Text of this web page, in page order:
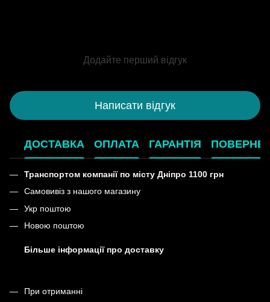
Додайте перший відгук
Написати відгук
ДОСТАВКА ОПЛАТА ГАРАНТІЯ
Транспортом компанії по місту Дніпро 1100 грн
Самовивіз з нашого магазину
Укр поштою
Новою поштою
Більше інформації про доставку
При отриманні